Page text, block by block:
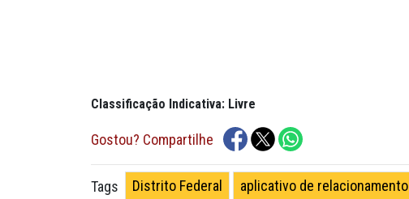
Classificação Indicativa: Livre
Gostou? Compartilhe
Tags Distrito Federal aplicativo de relacionamento